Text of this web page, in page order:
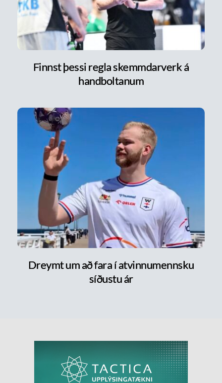
Finnst þessi regla skemmdarverk á
handboltanum
Dreymt um að fara í atvinnumennsku
síðustu ár